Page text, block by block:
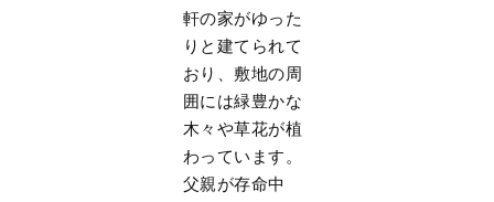
軒の家がゆった
りと建てられて
おり、敷地の周
囲には緑豊かな
木々や草花が植
わっています。
父親が存命中